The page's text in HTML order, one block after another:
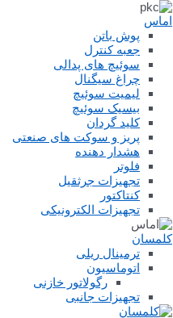
اماس
پوش باتن
جعبه کنترل
سوئیچ های پدالی
چراغ سیگنال
لیمیت سوئیچ
بیسیک سوئیچ
کلید گردان
پریز و سوکت های صنعتی
هشدار دهنده
فلوتر
تجهیزات جرثقیل
کنتاکتور
تجهیزات الکترونیکی
کلمسان
ترمینال ریلی
اتوماسیون
رگولاتور خازنی
تجهیزات جانبی